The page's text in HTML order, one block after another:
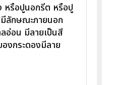
หรือปูนอกรีต หรือปู
ลักษณะภายนอก
อ่อน มีลายเป็นสี
งกระดองมีลาย